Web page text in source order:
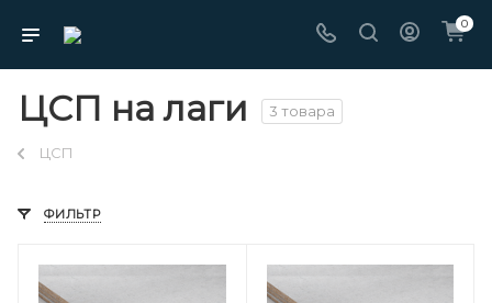
0
ЦСП на лаги 3 товара
ЦСП
ФИЛЬТР